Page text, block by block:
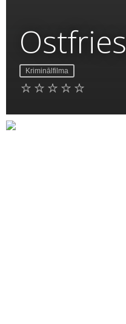
Kriminālfilma